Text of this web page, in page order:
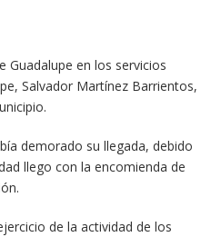
Guadalupe en los servicios
Salvador Martínez Barrientos,
demorado su llegada, debido
llego con la encomienda de
de la actividad de los